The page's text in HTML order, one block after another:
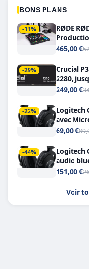
BONS PLANS
-11%
RØDE
Double
465,00 €
-29%
Crucial
2280,
249,00 €
-22%
Logitech
avec
69,00 €
-44%
Logitech
audio
151,00 €
Voir